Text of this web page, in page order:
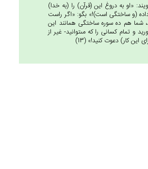
«او به دروغ اين (قرآن) را (به خدا)
(و ساختگى است)!» بگو: «اگر راست
شما هم ده سوره ساختگى همانند اين
و تمام كسانى را كه مى‏توانيد- غير از
اين كار) دعوت كنيد!» (13)